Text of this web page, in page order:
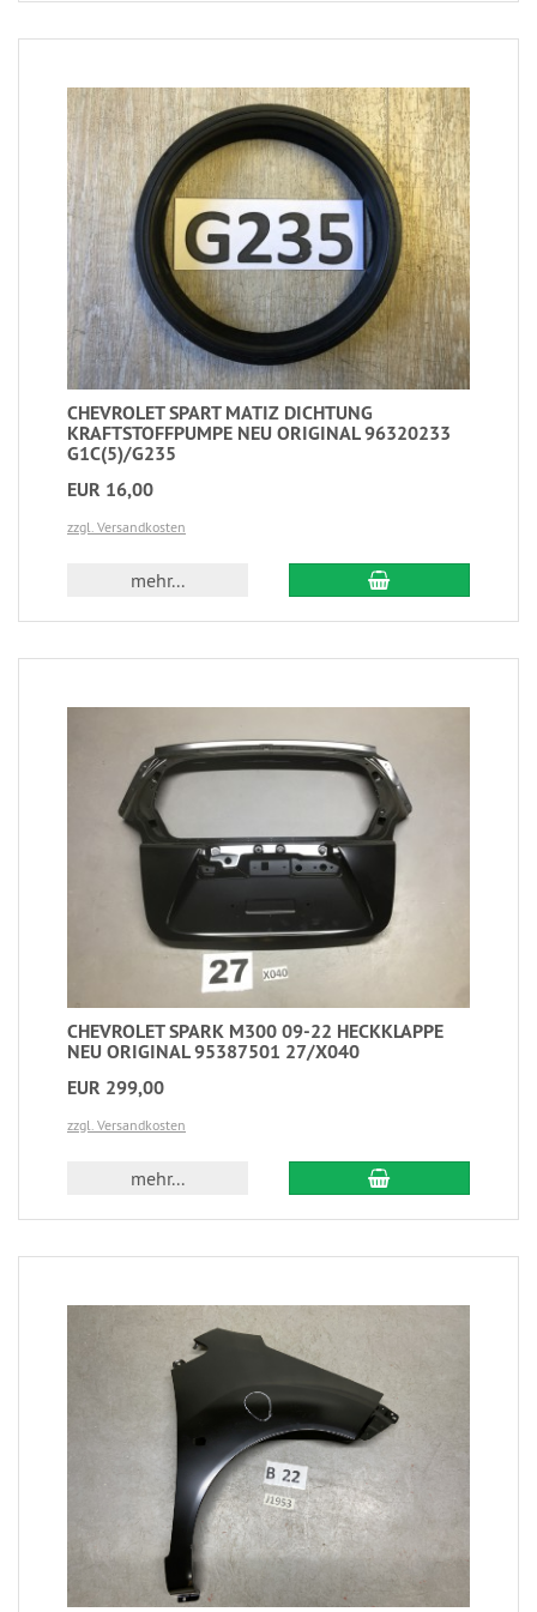
CHEVROLET SPART MATIZ DICHTUNG
KRAFTSTOFFPUMPE NEU ORIGINAL 96320233
G1C(5)/G235
EUR 16,00
zzgl. Versandkosten
mehr...
CHEVROLET SPARK M300 09-22 HECKKLAPPE
NEU ORIGINAL 95387501 27/X040
EUR 299,00
zzgl. Versandkosten
mehr...